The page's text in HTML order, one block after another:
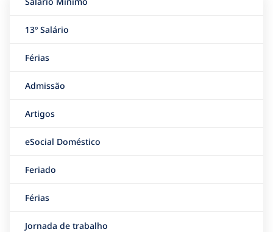
13º Salário
Férias
Admissão
Artigos
eSocial Doméstico
Feriado
Férias
Jornada de trabalho